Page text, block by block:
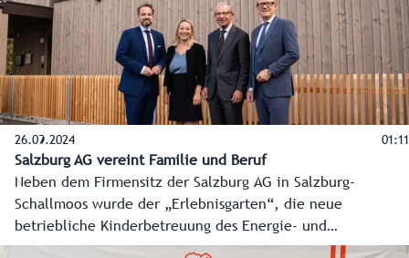
Veranstaltung.
26.09.2024 01:11
Salzburg AG vereint Familie und Beruf
Neben dem Firmensitz der Salzburg AG in Salzburg-
Schallmoos wurde der „Erlebnisgarten“, die neue
betriebliche Kinderbetreuung des Energie- und
Infrastrukturdienstleisters, eröffnet. Auf 820